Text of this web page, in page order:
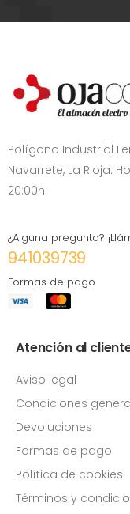
Polígono Industrial
Navarrete, La Rioja.
20:00h.
¿Alguna pregunta?
941039739
Formas de pago
Atención al
Aviso legal
Condiciones
Devoluciones
Formas de pago
Política de cookies
Términos y